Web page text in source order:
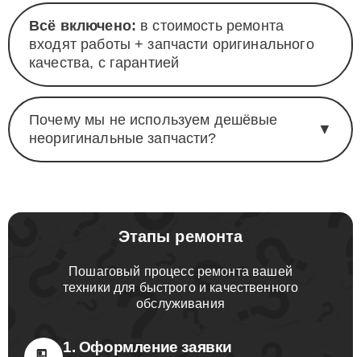
Всё включено: в стоимость ремонта
входят работы + запчасти оригинального
качества, с гарантией
Почему мы не используем дешёвые
неоригинальные запчасти?
▼
Этапы ремонта
Пошаговый процесс ремонта вашей
техники для быстрого и качественного
обслуживания
1. Оформление заявки